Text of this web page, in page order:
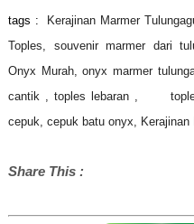
tags : Kerajinan Marmer
Toples, souvenir marmer dari
Onyx Murah, onyx marmer
cantik , toples lebaran ,
cepuk, cepuk batu onyx, Kerajinan
Share This :